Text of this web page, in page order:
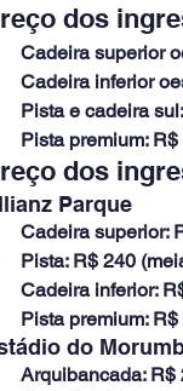
dos
Cadeira superior
Cadeira inferior
Pista e cadeira
Pista premium:
dos
Parque
Cadeira superior:
Pista: R$ 240
Cadeira inferior:
Pista premium:
do
Arquibancada: R$